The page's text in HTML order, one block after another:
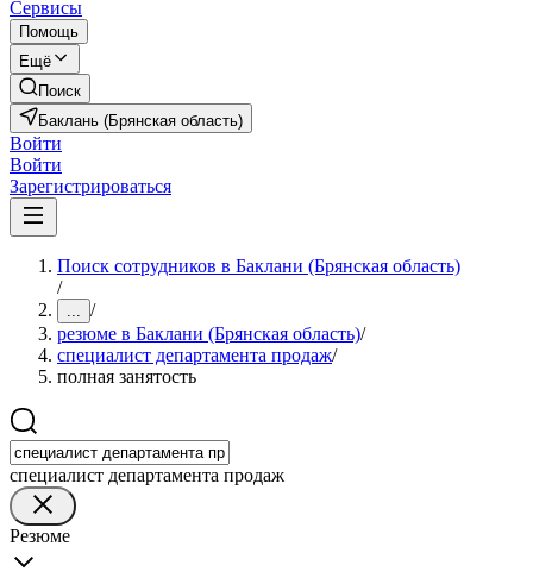
Сервисы
Помощь
Ещё
Поиск
Баклань (Брянская область)
Войти
Войти
Зарегистрироваться
Поиск сотрудников в Баклани (Брянская область)
/
... /
резюме в Баклани (Брянская область)/
специалист департамента продаж/
полная занятость
специалист департамента продаж
Резюме